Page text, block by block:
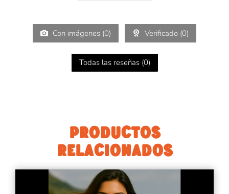
Con imágenes (0) Verificado (0)
Todas las reseñas (0)
PRODUCTOS
RELACIONADOS